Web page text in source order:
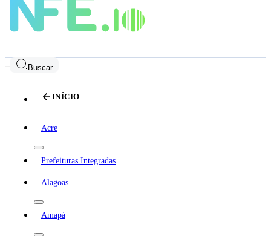
Buscar
INÍCIO
Acre
Prefeituras Integradas
Alagoas
Amapá